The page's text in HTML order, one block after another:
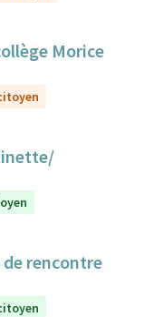
Morice
rencontre